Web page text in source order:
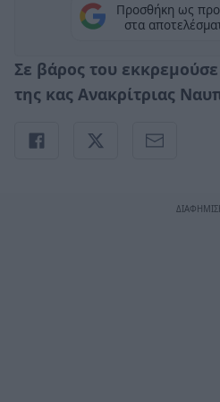
Προσθήκη ως
στα
Σε βάρος του
της κας Ανακρίτριας